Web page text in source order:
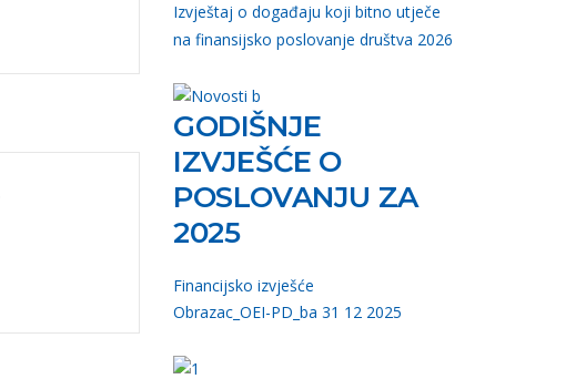
Izvještaj o događaju koji bitno utječe
na finansijsko poslovanje društva 2026
GODIŠNJE
IZVJEŠĆE O
POSLOVANJU ZA
2025
Financijsko izvješće
Obrazac_OEI-PD_ba 31 12 2025